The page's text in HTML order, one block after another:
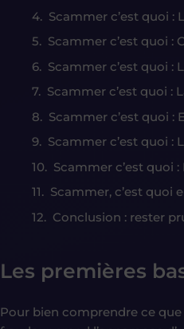
Scammer c’est quoi
Scammer c’est quoi
Scammer c’est quoi :
Scammer c’est quoi :
Scammer c’est quoi :
Scammer c’est quoi :
Scammer c’est quoi
Scammer, c’est quoi
Conclusion : rester
Les premières
Pour bien comprendre ce